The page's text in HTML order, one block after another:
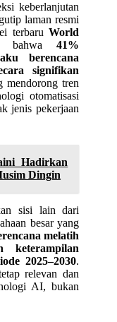
keberlanjutan
laman resmi
terbaruWorld
bahwa41%
berencana
signifikan
mendorong tren
otomatisasi
jenis pekerjaan
Hadirkan
Dingin
sisi lain dari
besar yang
melatih
keterampilan
2025–2030.
relevan dan
AI, bukan